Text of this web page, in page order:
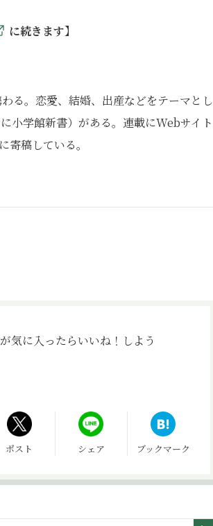
に続きます】
る。恋愛、結婚、出産などをテーマとし
小学館新書）がある。連載にWebサイト
寄稿している。
気に入ったらいいね！しよう
ポスト シェア ブックマーク